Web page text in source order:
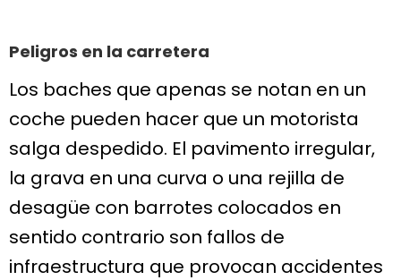
Peligros en la carretera
Los baches que apenas se notan en un
coche pueden hacer que un motorista
salga despedido. El pavimento irregular,
la grava en una curva o una rejilla de
desagüe con barrotes colocados en
sentido contrario son fallos de
infraestructura que provocan accidentes